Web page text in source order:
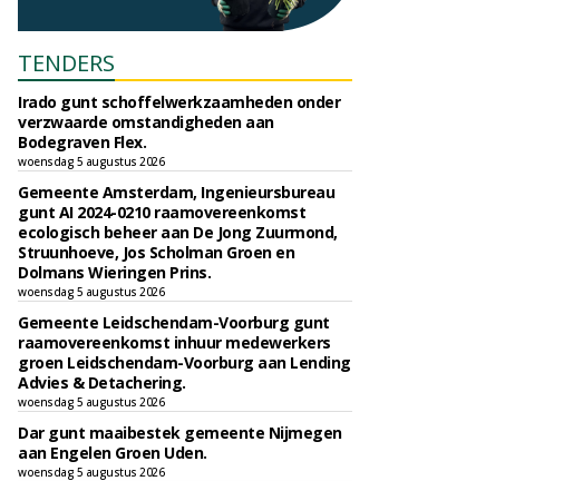
TENDERS
Irado gunt schoffelwerkzaamheden onder
verzwaarde omstandigheden aan
Bodegraven Flex.
woensdag 5 augustus 2026
Gemeente Amsterdam, Ingenieursbureau
gunt AI 2024-0210 raamovereenkomst
ecologisch beheer aan De Jong Zuurmond,
Struunhoeve, Jos Scholman Groen en
Dolmans Wieringen Prins.
woensdag 5 augustus 2026
Gemeente Leidschendam-Voorburg gunt
raamovereenkomst inhuur medewerkers
groen Leidschendam-Voorburg aan Lending
Advies & Detachering.
woensdag 5 augustus 2026
Dar gunt maaibestek gemeente Nijmegen
aan Engelen Groen Uden.
woensdag 5 augustus 2026